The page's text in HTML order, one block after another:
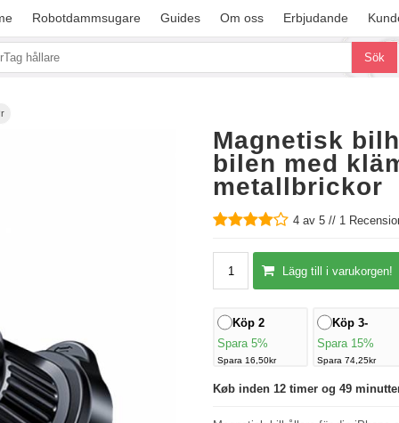
Robotdammsugare Guides Om oss Erbjudande
Magnetisk
bilen med
metallbrickor
4 av 5 // 1
Lägg till i varukorgen!
Köp 2
Spara 5%
Spara 16,50kr
Köp 3-
Spara 15%
Spara 74,25kr
Køb inden 12 timer og 49